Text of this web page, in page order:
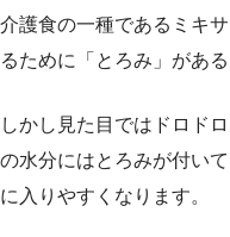
介護食の一種であるミキ
るために「とろみ」があ
しかし見た目ではドロド
の水分にはとろみが付い
に入りやすくなります。